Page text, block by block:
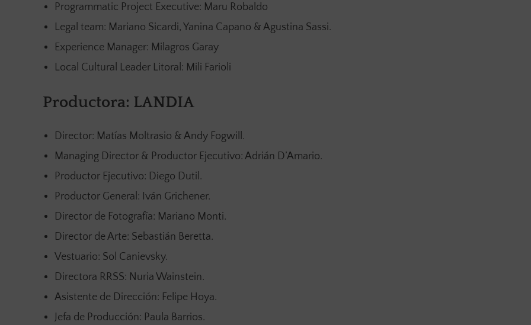
Programmatic Project Executive: Maru Robaldo
Legal team: Mariano Sicardi, Yanina Capano & Agustina Sassi.
Experience Manager: Milagros Garay
Local Cultural Leader Litoral: Mili Farioli
Productora: LANDIA
Director: Matías Moltrasio & Andy Fogwill.
Managing Director & Productor Ejecutivo: Adrián D’Amario.
Productor Ejecutivo: Diego Dutil.
Productor General: Iván Grichener.
Director de Fotografía: Mariano Monti.
Director de Arte: Sebastián Beretta.
Vestuario: Sol Canievsky.
Directora RRSS: Nuria Wainstein.
Asistente de Dirección: Felipe Hoya.
Jefa de Producción: Paula Barrios.